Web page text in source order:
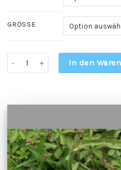
GRÖSSE
Gedenktafel aus geschliffenem
In den